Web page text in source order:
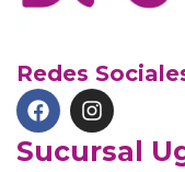
Redes
Sucursal